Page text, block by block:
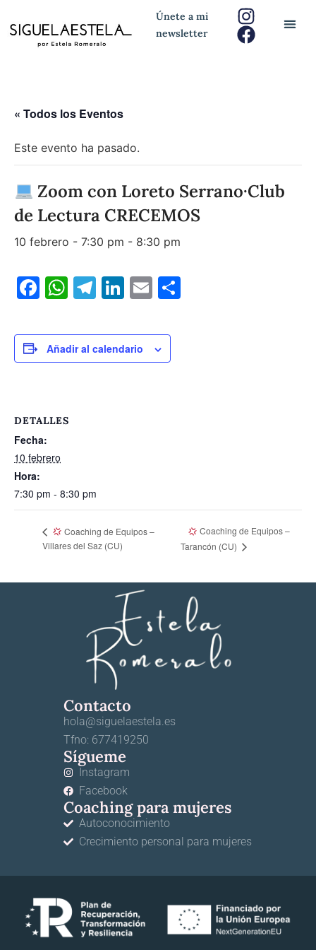
Únete a mi
newsletter
« Todos los Eventos
Este evento ha pasado.
Zoom con Loreto Serrano·Club
de Lectura CRECEMOS
10 febrero - 7:30 pm - 8:30 pm
Facebook
WhatsApp
Telegram
LinkedIn
Email
Añadir al calendario
DETALLES
Fecha:
10 febrero
Hora:
7:30 pm - 8:30 pm
Coaching de Equipos –
Villares del Saz (CU)
Coaching de Equipos –
Tarancón (CU)
Contacto
hola@siguelaestela.es
Tfno: 677419250
Sígueme
Instagram
Facebook
Coaching para mujeres
Autoconocimiento
Crecimiento personal para mujeres